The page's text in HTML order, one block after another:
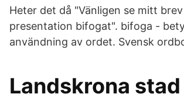
Heter det då "Vänligen se mitt
presentation bifogat". bifoga -
användning av ordet. Svensk
Landskrona